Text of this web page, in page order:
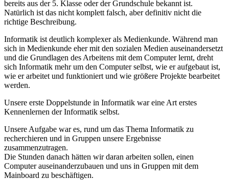
bereits aus der 5. Klasse oder der Grundschule bekannt ist.
Natürlich ist das nicht komplett falsch, aber definitiv nicht die
richtige Beschreibung.
Informatik ist deutlich komplexer als Medienkunde. Während man
sich in Medienkunde eher mit den sozialen Medien auseinandersetzt
und die Grundlagen des Arbeitens mit dem Computer lernt, dreht
sich Informatik mehr um den Computer selbst, wie er aufgebaut ist,
wie er arbeitet und funktioniert und wie größere Projekte bearbeitet
werden.
Unsere erste Doppelstunde in Informatik war eine Art erstes
Kennenlernen der Informatik selbst.
Unsere Aufgabe war es, rund um das Thema Informatik zu
recherchieren und in Gruppen unsere Ergebnisse
zusammenzutragen.
Die Stunden danach hätten wir daran arbeiten sollen, einen
Computer auseinanderzubauen und uns in Gruppen mit dem
Mainboard zu beschäftigen.